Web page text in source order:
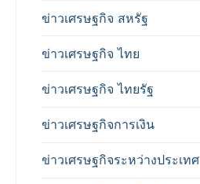
ข่าวเศรษฐกิจ สหรัฐ
ข่าวเศรษฐกิจ ไทย
ข่าวเศรษฐกิจ ไทยรัฐ
ข่าวเศรษฐกิจการเงิน
ข่าวเศรษฐกิจระหว่างประเทศ